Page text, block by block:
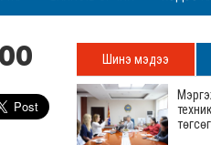
Шинэ мэдээ